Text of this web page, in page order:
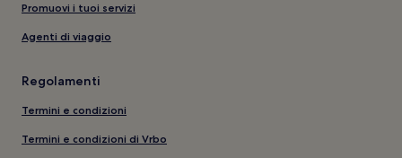
Promuovi i tuoi servizi
Agenti di viaggio
Regolamenti
Termini e condizioni
Termini e condizioni di Vrbo